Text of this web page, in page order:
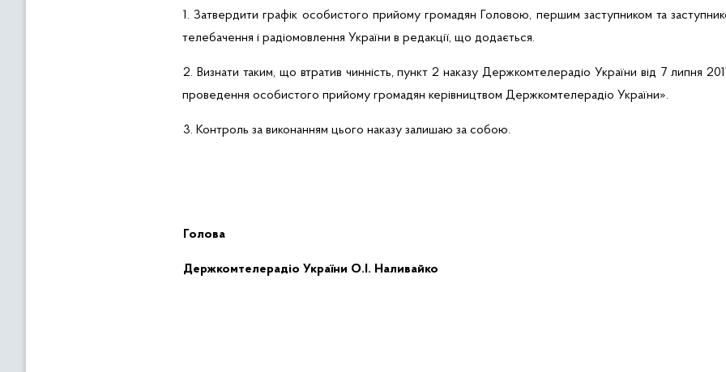
1. Затвердити графік особистого прийому громадян Головою, першим заступником та
телебачення і радіомовлення України в редакції, що додається.
2. Визнати таким, що втратив чинність, пункт 2 наказу Держкомтелерадіо України від 7 липня
проведення особистого прийому громадян керівництвом Держкомтелерадіо України».
3. Контроль за виконанням цього наказу залишаю за собою.
Голова
Держкомтелерадіо України О.І. Наливайко